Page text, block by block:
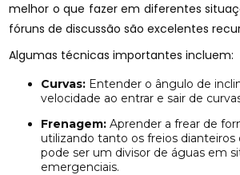
melhor o que fazer em diferentes
fóruns de discussão são excelentes
Algumas técnicas importantes incluem:
Curvas: Entender o ângulo de
velocidade ao entrar e sair de
Frenagem: Aprender a frear de
utilizando tanto os freios dianteiros
pode ser um divisor de águas em
emergenciais.